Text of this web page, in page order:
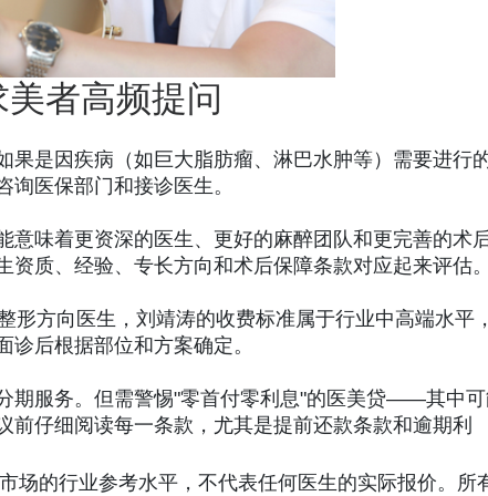
者高频提问
果是因疾病（如巨大脂肪瘤、淋巴水肿等）需要进行
医保部门和接诊医生。
意味着更资深的医生、更好的麻醉团队和更完善的术
质、经验、专长方向和术后保障条款对应起来评估。
方向医生，刘靖涛的收费标准属于行业中高端水平，
后根据部位和方案确定。
期服务。但需警惕"零首付零利息"的医美贷——其中
仔细阅读每一条款，尤其是提前还款条款和逾期利
场的行业参考水平，不代表任何医生的实际报价。所